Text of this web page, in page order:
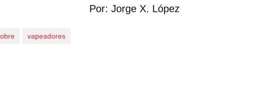
Por: Jorge X. López
vapeadores